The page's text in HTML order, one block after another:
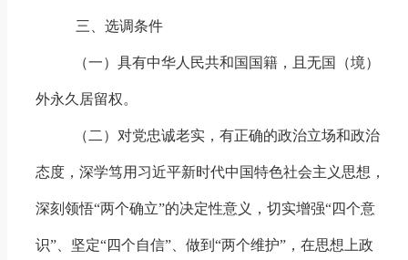
三、选调条件
（一）具有中华人民共和国国籍，且无国（境）
外永久居留权。
（二）对党忠诚老实，有正确的政治立场和政治
态度，深学笃用习近平新时代中国特色社会主义思想，
深刻领悟“两个确立”的决定性意义， 切实增强“四个意
识”、坚定“四个自信”、做到“两个维护”，在思想上政